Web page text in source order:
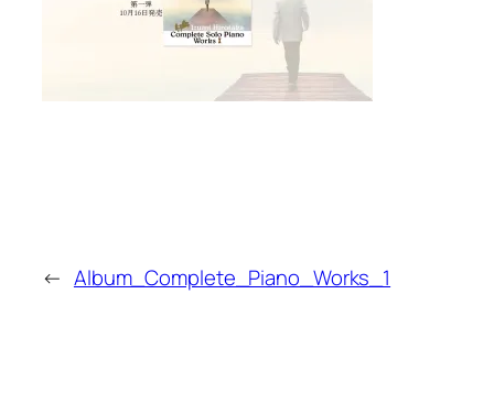
← Album_Complete_Piano_Works_1